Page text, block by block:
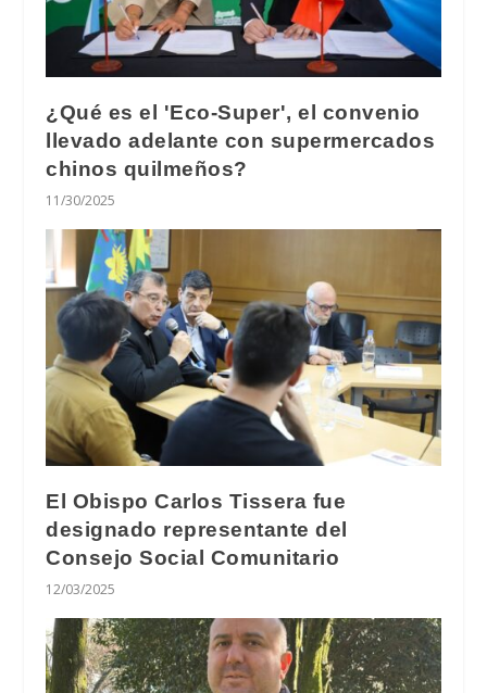
¿Qué es el 'Eco-Super', el convenio
llevado adelante con supermercados
chinos quilmeños?
11/30/2025
El Obispo Carlos Tissera fue
designado representante del
Consejo Social Comunitario
12/03/2025